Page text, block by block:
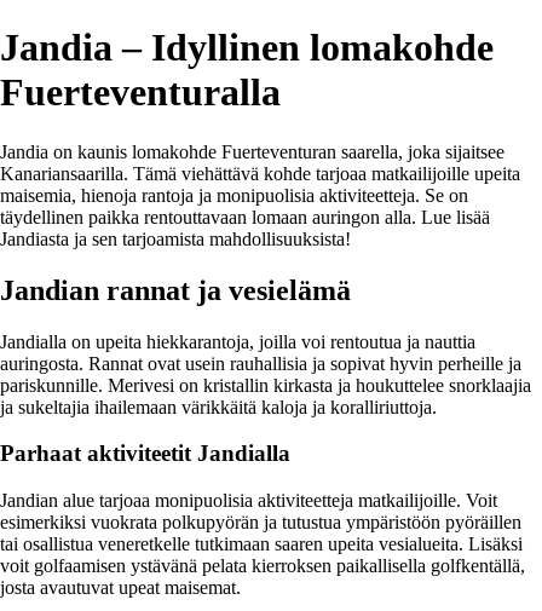
Jandia – Idyllinen lomakohde
Fuerteventuralla
Jandia on kaunis lomakohde Fuerteventuran saarella, joka sijaitsee
Kanariansaarilla. Tämä viehättävä kohde tarjoaa matkailijoille upeita
maisemia, hienoja rantoja ja monipuolisia aktiviteetteja. Se on
täydellinen paikka rentouttavaan lomaan auringon alla. Lue lisää
Jandiasta ja sen tarjoamista mahdollisuuksista!
Jandian rannat ja vesielämä
Jandialla on upeita hiekkarantoja, joilla voi rentoutua ja nauttia
auringosta. Rannat ovat usein rauhallisia ja sopivat hyvin perheille ja
pariskunnille. Merivesi on kristallin kirkasta ja houkuttelee snorklaajia
ja sukeltajia ihailemaan värikkäitä kaloja ja koralliriuttoja.
Parhaat aktiviteetit Jandialla
Jandian alue tarjoaa monipuolisia aktiviteetteja matkailijoille. Voit
esimerkiksi vuokrata polkupyörän ja tutustua ympäristöön pyöräillen
tai osallistua veneretkelle tutkimaan saaren upeita vesialueita. Lisäksi
voit golfaamisen ystävänä pelata kierroksen paikallisella golfkentällä,
josta avautuvat upeat maisemat.